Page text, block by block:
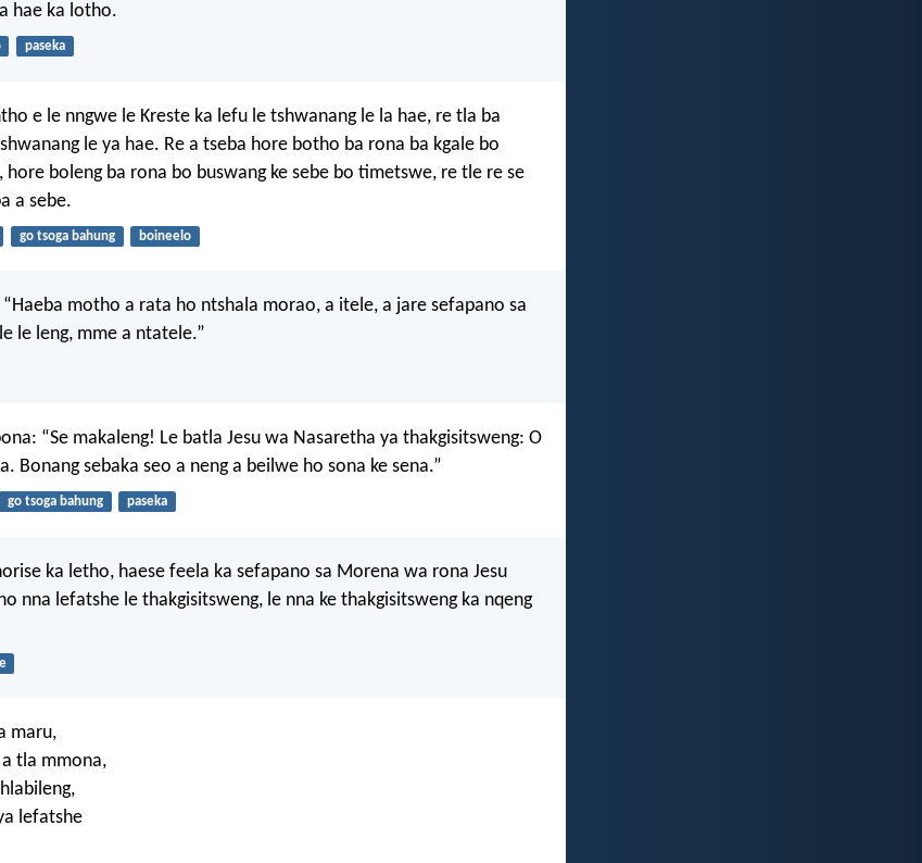
hae ka lotho.
paseka
e le nngwe le Kreste ka lefu le tshwanang le la hae, re tla ba
le ya hae. Re a tseba hore botho ba rona ba kgale bo
hore boleng ba rona bo buswang ke sebe bo timetswe, re tle re se
a sebe.
go tsoga bahung boineelo
motho a rata ho ntshala morao, a itele, a jare sefapano sa
le leng, mme a ntatele.”
“Se makaleng! Le batla Jesu wa Nasaretha ya thakgisitsweng: O
Bonang sebaka seo a neng a beilwe ho sona ke sena.”
go tsoga bahung paseka
ka letho, haese feela ka sefapano sa Morena wa rona Jesu
nna lefatshe le thakgisitsweng, le nna ke thakgisitsweng ka nqeng
maru,
tla mmona,
lefatshe